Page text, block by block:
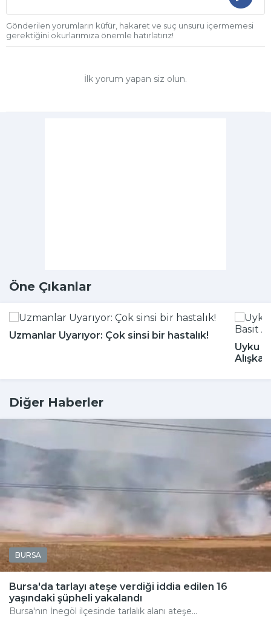
Gönderilen yorumların küfür, hakaret ve suç unsuru içermemesi
gerektiğini okurlarımıza önemle hatırlatırız!
İlk yorum yapan siz olun.
Öne Çıkanlar
Uzmanlar Uyarıyor: Çok sinsi bir hastalık!
Uyku
Diğer Haberler
BURSA
Bursa'da tarlayı ateşe verdiği iddia edilen 16
yaşındaki şüpheli yakalandı
Bursa'nın İnegöl ilçesinde tarlalık alanı ateşe...